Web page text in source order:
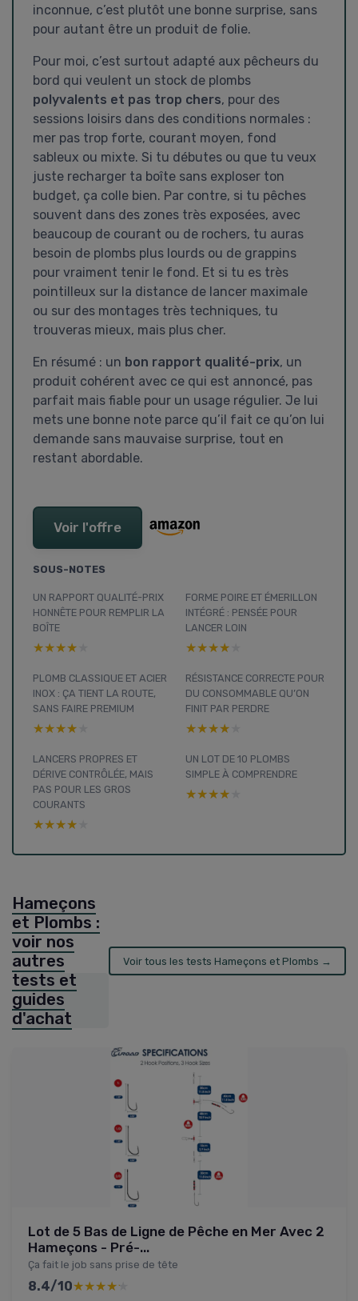
inconnue, c’est plutôt une bonne surprise, sans
pour autant être un produit de folie.
Pour moi, c’est surtout adapté aux pêcheurs du
bord qui veulent un stock de plombs
polyvalents et pas trop chers, pour des
sessions loisirs dans des conditions normales :
mer pas trop forte, courant moyen, fond
sableux ou mixte. Si tu débutes ou que tu veux
juste recharger ta boîte sans exploser ton
budget, ça colle bien. Par contre, si tu pêches
souvent dans des zones très exposées, avec
beaucoup de courant ou de rochers, tu auras
besoin de plombs plus lourds ou de grappins
pour vraiment tenir le fond. Et si tu es très
pointilleux sur la distance de lancer maximale
ou sur des montages très techniques, tu
trouveras mieux, mais plus cher.
En résumé : un bon rapport qualité-prix, un
produit cohérent avec ce qui est annoncé, pas
parfait mais fiable pour un usage régulier. Je lui
mets une bonne note parce qu’il fait ce qu’on lui
demande sans mauvaise surprise, tout en
restant abordable.
Voir l'offre
SOUS-NOTES
UN RAPPORT QUALITÉ-PRIX
HONNÊTE POUR REMPLIR LA
BOÎTE
★★★★★
★★★★★
FORME POIRE ET ÉMERILLON
INTÉGRÉ : PENSÉE POUR
LANCER LOIN
★★★★★
★★★★★
PLOMB CLASSIQUE ET ACIER
INOX : ÇA TIENT LA ROUTE,
SANS FAIRE PREMIUM
★★★★★
★★★★★
RÉSISTANCE CORRECTE POUR
DU CONSOMMABLE QU’ON
FINIT PAR PERDRE
★★★★★
★★★★★
LANCERS PROPRES ET
DÉRIVE CONTRÔLÉE, MAIS
PAS POUR LES GROS
COURANTS
★★★★★
★★★★★
UN LOT DE 10 PLOMBS
SIMPLE À COMPRENDRE
★★★★★
★★★★★
Hameçons
et Plombs :
voir nos
autres
tests et
guides
d'achat
Voir tous les tests Hameçons et Plombs →
Lot de 5 Bas de Ligne de Pêche en Mer Avec 2
Hameçons - Pré-...
Ça fait le job sans prise de tête
8.4/10★★★★★
★★★★★